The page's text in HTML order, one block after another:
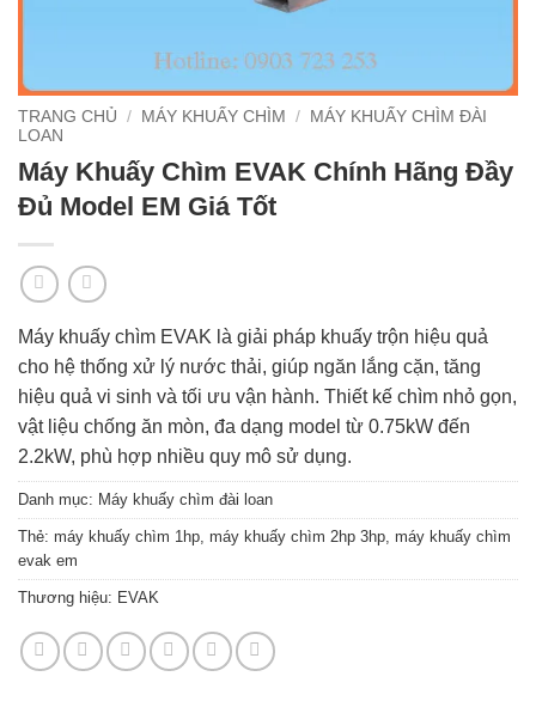
TRANG CHỦ / MÁY KHUẤY CHÌM /
MÁY KHUẤY CHÌM ĐÀI
LOAN
Máy Khuấy Chìm EVAK Chính Hãng Đầy
Đủ Model EM Giá Tốt
Máy khuấy chìm EVAK là giải pháp khuấy trộn hiệu quả
cho hệ thống xử lý nước thải, giúp ngăn lắng cặn, tăng
hiệu quả vi sinh và tối ưu vận hành. Thiết kế chìm nhỏ gọn,
vật liệu chống ăn mòn, đa dạng model từ 0.75kW đến
2.2kW, phù hợp nhiều quy mô sử dụng.
Danh mục: Máy khuấy chìm đài loan
Thẻ: máy khuấy chìm 1hp, máy khuấy chìm 2hp 3hp, máy khuấy chìm
evak em
Thương hiệu: EVAK